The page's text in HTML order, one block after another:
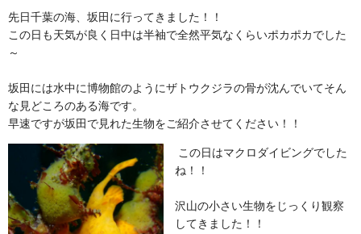
先日千葉の海、坂田に行ってきました！！
この日も天気が良く日中は半袖で全然平気なくらいポカポカでした
～
坂田には水中に博物館のようにザトウクジラの骨が沈んでいてそん
な見どころのある海です。
早速ですが坂田で見れた生物をご紹介させてください！！
この日はマクロダイビングでした
ね！！
沢山の小さい生物をじっくり観察
してきました！！